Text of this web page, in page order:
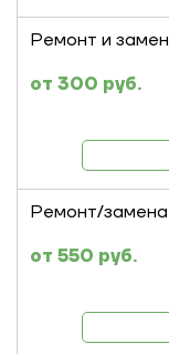
Ремонт и
300 руб.
Ремонт/
550 руб.